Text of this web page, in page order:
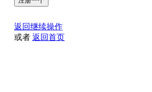
返回继续操作
或者 返回首页